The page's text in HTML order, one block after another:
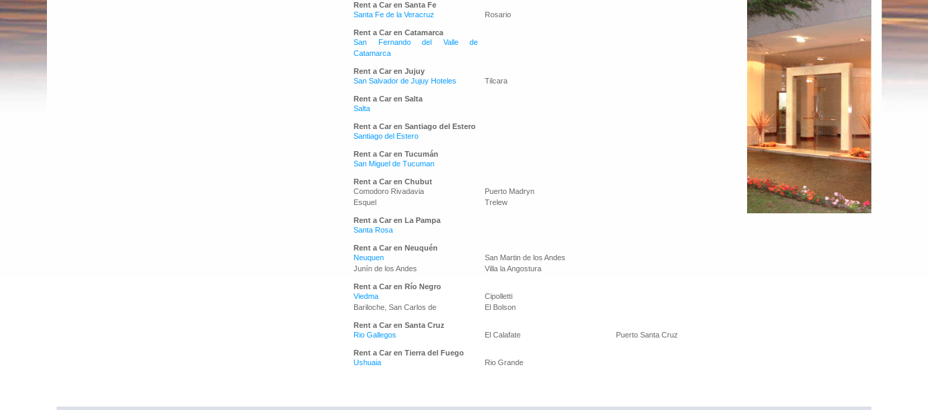
Rent a Car en Santa Fe
Santa Fe de la Veracruz
Rosario
Rent a Car en Catamarca
San Fernando del Valle de
Catamarca
Rent a Car en Jujuy
San Salvador de Jujuy Hoteles
Tilcara
Rent a Car en Salta
Salta
Rent a Car en Santiago del Estero
Santiago del Estero
Rent a Car en Tucumán
San Miguel de Tucuman
Rent a Car en Chubut
Comodoro Rivadavia
Esquel
Puerto Madryn
Trelew
Rent a Car en La Pampa
Santa Rosa
Rent a Car en Neuquén
Neuquen
Junín de los Andes
San Martin de los Andes
Villa la Angostura
Rent a Car en Río Negro
Viedma
Bariloche, San Carlos de
Cipolletti
El Bolson
Rent a Car en Santa Cruz
Rio Gallegos
El Calafate Puerto Santa Cruz
Rent a Car en Tierra del Fuego
Ushuaia
Rio Grande